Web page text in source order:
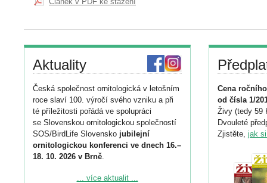
Aktuality
Česká společnost ornitologická v letošním
roce slaví 100. výročí svého vzniku a při
té příležitosti pořádá ve spolupráci
se Slovenskou ornitologickou společností
SOS/BirdLife Slovensko jubilejní
ornitologickou konferenci ve dnech 16.–
18. 10. 2026 v Brně.
Podrobnější informace ke konferenci
... více aktualit ...
Cena
od čísla 1/
Živy (tedy 59
Dvouleté
Zjistěte, jak